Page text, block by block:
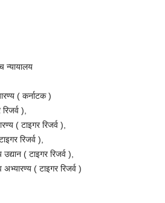
न्यायालय
( कर्नाटक )
),
( टाइगर रिजर्व ),
रिजर्व ),
उद्यान ( टाइगर रिजर्व ),
अभ्यारण्य ( टाइगर रिजर्व )